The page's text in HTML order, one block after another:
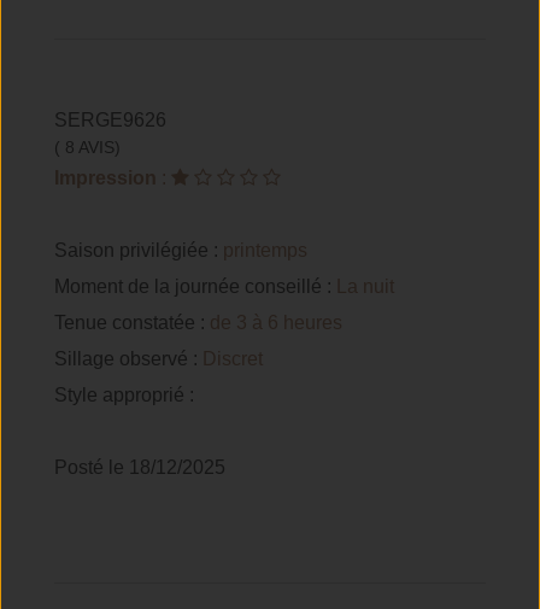
SERGE9626
( 8 AVIS)
Impression :
Saison privilégiée : printemps
Moment de la journée conseillé :
La nuit
Tenue constatée : de 3 à 6 heures
Sillage observé : Discret
Style approprié :
Posté le 18/12/2025